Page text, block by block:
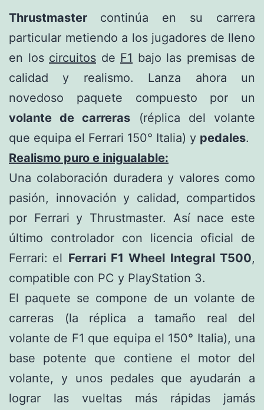
Thrustmaster continúa en su carrera
particular metiendo a los jugadores de lleno
en los circuitos de F1 bajo las premisas de
calidad y realismo. Lanza ahora un
novedoso paquete compuesto por un
volante de carreras (réplica del volante
que equipa el Ferrari 150° Italia) y pedales.
Realismo puro e inigualable:
Una colaboración duradera y valores como
pasión, innovación y calidad, compartidos
por Ferrari y Thrustmaster. Así nace este
último controlador con licencia oficial de
Ferrari: el Ferrari F1 Wheel Integral T500,
compatible con PC y PlayStation 3.
El paquete se compone de un volante de
carreras (la réplica a tamaño real del
volante de F1 que equipa el 150° Italia), una
base potente que contiene el motor del
volante, y unos pedales que ayudarán a
lograr las vueltas más rápidas jamás